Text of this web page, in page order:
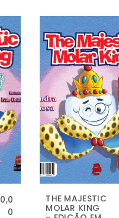
0,0
0
THE MAJESTIC
MOLAR KING